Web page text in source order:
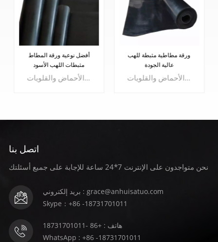
أفضل نوعية ورقة المطاط
مثبطات اللهب الأسود
تتميز الألواح المطاطية المقاومة للهب باللون الأسود في المقام الأول وتظهر مقاومة ممتازة لدرجات الحرارة القصوى. توفر الألواح المطاطية المقاومة للهب أيضًا بعضًا من أفضل المقاومة للمواد الكيميائية القاسية مثل الأحماض والقلويات.
ورقة مطاطية مثبطة للهب
عالية الجودة
الصفائح المطاطية المقاومة للهب هي في المقام الأول سوداء اللون وتظهر مقاومة ممتازة لدرجات الحرارة القصوى. توفر الألواح المطاطية المقاومة للهب أيضًا بعضًا من أفضل المقاومة للمواد الكيميائية القاسية مثل الأحماض والقلويات.
اتصل بنا
نحن متواجدون على الإنترنت 7*24 ساعة للإجابة على جميع أسئلتك
بريد إلكتروني : grace@anhuisatuo.com
Skype：+86 -18731701011
هاتف : +86 -18731701011
WhatsApp : +86 -18731701011